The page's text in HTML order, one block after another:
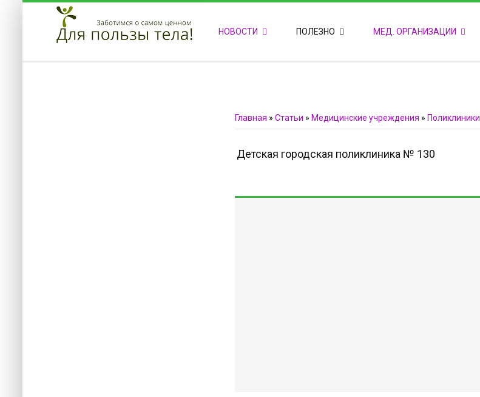
ПРИВЕТСТВУЕМ НА НАШЕМ САЙТЕ
Блок скоро обновится
ПОПУЛЯРНЫЕ НОВОСТИ
НОВОСТИ ПОЛЕЗНО МЕД. ОРГАНИЗАЦИИ
Главная » Статьи » Медицинские учреждения » Поликлиники
Детская городская поликлиника № 130